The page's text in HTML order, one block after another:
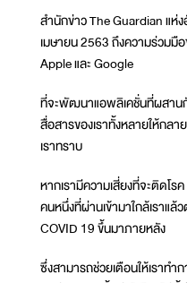
สำนักข่าว The Guardian แห่
เมษายน 2563 ถึงความร่วมมื
Apple และ Google
ที่จะพัฒนาแอพลิเคชั่นที่ผสาน
สื่อสารของเราทั้งหลายให้กลา
เราทราบ
หากเรามีความเสี่ยงที่จะติดโร
คนหนึ่งที่ผ่านเข้ามาใกล้เราแ
COVID 19 ขึ้นมาภายหลัง
ซึ่งสามารถช่วยเตือนให้เราทำ